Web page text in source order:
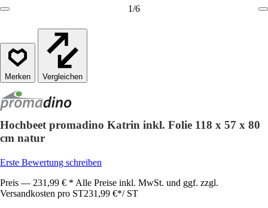
1/6
Vergleichen
Hochbeet promadino Katrin inkl. Folie 118 x 57 x 80
cm natur
Erste Bewertung schreiben
Preis — 231,99 € * Alle Preise inkl. MwSt. und ggf. zzgl.
Versandkosten pro ST231,99 €*/ ST